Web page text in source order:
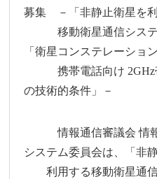
募集 －「非静止衛星を
移動衛星通信システ
「衛星コンステレーショ
携帯電話向け 2GHz帯
の技術的条件」－
情報通信審議会 情報
システム委員会は、「非
利用する移動衛星通信